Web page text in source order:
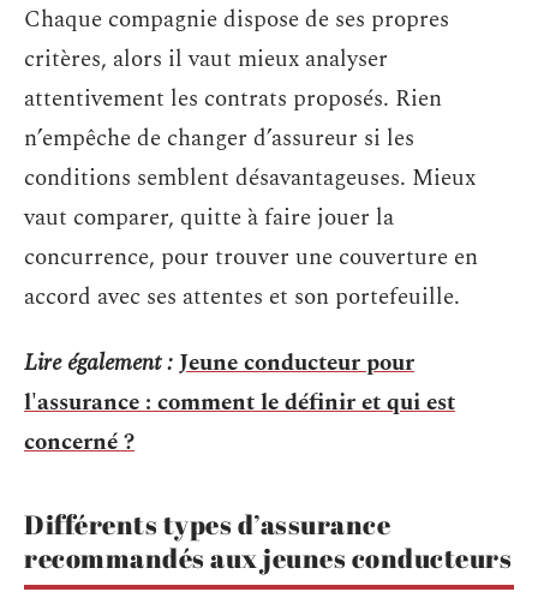
Chaque compagnie dispose de ses propres
critères, alors il vaut mieux analyser
attentivement les contrats proposés. Rien
n’empêche de changer d’assureur si les
conditions semblent désavantageuses. Mieux
vaut comparer, quitte à faire jouer la
concurrence, pour trouver une couverture en
accord avec ses attentes et son portefeuille.
Lire également :Jeune conducteur pour
l'assurance : comment le définir et qui est
concerné ?
Différents types d’assurance
recommandés aux jeunes conducteurs